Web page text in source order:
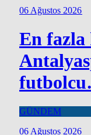
06 Ağustos 2026
En fazla
GÜNDEM
06 Ağustos 2026